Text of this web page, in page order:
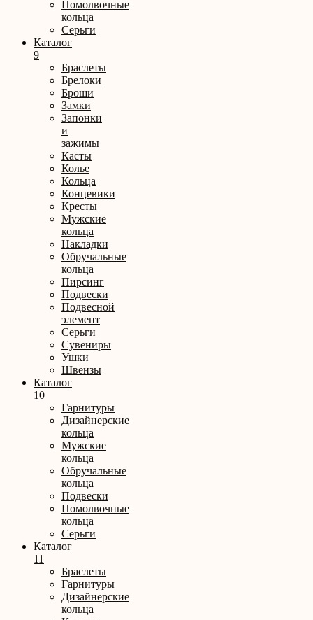
Помолвочные
кольца
Серьги
Каталог
9
Браслеты
Брелоки
Броши
Замки
Запонки
и
зажимы
Касты
Колье
Кольца
Концевики
Кресты
Мужские
кольца
Накладки
Обручальные
кольца
Пирсинг
Подвески
Подвесной
элемент
Серьги
Сувениры
Ушки
Швензы
Каталог
10
Гарнитуры
Дизайнерские
кольца
Мужские
кольца
Обручальные
кольца
Подвески
Помолвочные
кольца
Серьги
Каталог
11
Браслеты
Гарнитуры
Дизайнерские
кольца